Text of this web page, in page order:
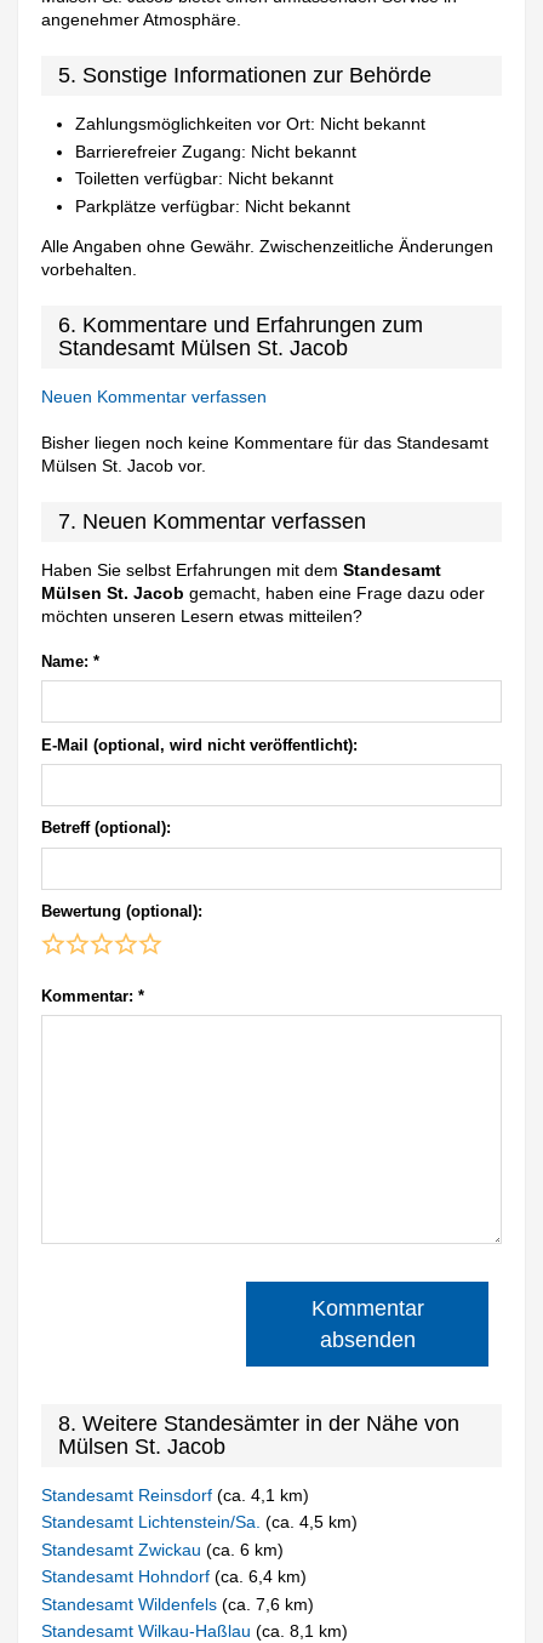
angenehmer Atmosphäre.
5. Sonstige Informationen zur Behörde
Zahlungsmöglichkeiten vor Ort: Nicht bekannt
Barrierefreier Zugang: Nicht bekannt
Toiletten verfügbar: Nicht bekannt
Parkplätze verfügbar: Nicht bekannt
Alle Angaben ohne Gewähr. Zwischenzeitliche Änderungen
vorbehalten.
6. Kommentare und Erfahrungen zum
Standesamt Mülsen St. Jacob
Neuen Kommentar verfassen
Bisher liegen noch keine Kommentare für das Standesamt
Mülsen St. Jacob vor.
7. Neuen Kommentar verfassen
Haben Sie selbst Erfahrungen mit demStandesamt
Mülsen St. Jacob gemacht, haben eine Frage dazu oder
möchten unseren Lesern etwas mitteilen?
Name: *
E-Mail (optional, wird nicht veröffentlicht):
Betreff (optional):
Bewertung (optional):
Kommentar: *
Kommentar
absenden
8. Weitere Standesämter in der Nähe von
Mülsen St. Jacob
Standesamt Reinsdorf(ca. 4,1 km)
Standesamt Lichtenstein/Sa.(ca. 4,5 km)
Standesamt Zwickau(ca. 6 km)
Standesamt Hohndorf(ca. 6,4 km)
Standesamt Wildenfels(ca. 7,6 km)
Standesamt Wilkau-Haßlau(ca. 8,1 km)